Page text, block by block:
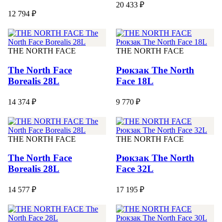
12 794 ₽
20 433 ₽
THE NORTH FACE
The North Face
Borealis 28L
14 374 ₽
THE NORTH FACE
Рюкзак The North
Face 18L
9 770 ₽
THE NORTH FACE
The North Face
Borealis 28L
14 577 ₽
THE NORTH FACE
Рюкзак The North
Face 32L
17 195 ₽